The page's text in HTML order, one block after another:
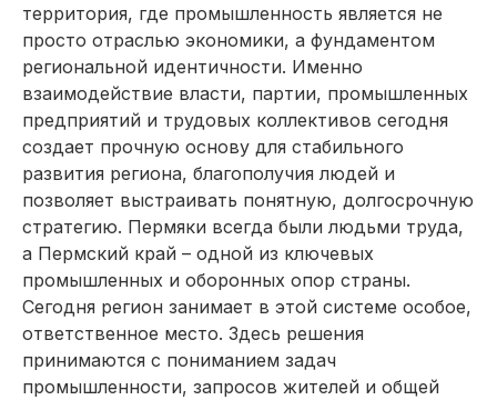
территория, где промышленность является не
просто отраслью экономики, а фундаментом
региональной идентичности. Именно
взаимодействие власти, партии, промышленных
предприятий и трудовых коллективов сегодня
создает прочную основу для стабильного
развития региона, благополучия людей и
позволяет выстраивать понятную, долгосрочную
стратегию. Пермяки всегда были людьми труда,
а Пермский край – одной из ключевых
промышленных и оборонных опор страны.
Сегодня регион занимает в этой системе особое,
ответственное место. Здесь решения
принимаются с пониманием задач
промышленности, запросов жителей и общей